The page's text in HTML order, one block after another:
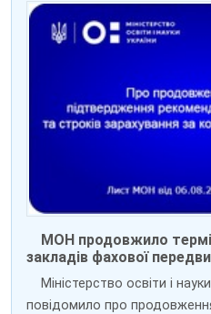
МОН продовжило
закладів фахової
Міністерство освіти і
повідомило про